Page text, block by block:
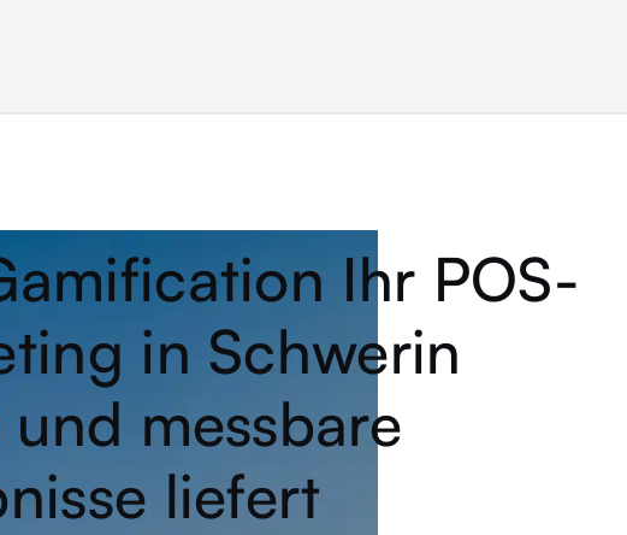
Ihr POS-
in Schwerin
messbare
liefert